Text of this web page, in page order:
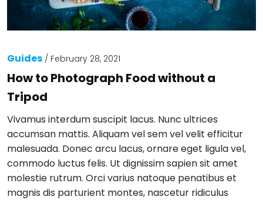
Guides / February 28, 2021
How to Photograph Food without a
Tripod
Vivamus interdum suscipit lacus. Nunc ultrices
accumsan mattis. Aliquam vel sem vel velit efficitur
malesuada. Donec arcu lacus, ornare eget ligula vel,
commodo luctus felis. Ut dignissim sapien sit amet
molestie rutrum. Orci varius natoque penatibus et
magnis dis parturient montes, nascetur ridiculus